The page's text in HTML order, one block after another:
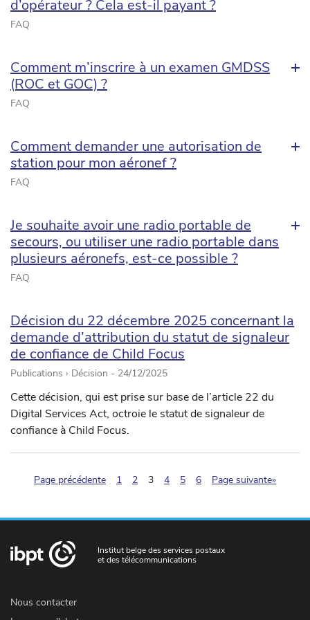
d’opérateur ? Cela est-il payant ?
FAQ
Comment m’inscrire à un examen GMDSS
(ROC et GOC) ?
FAQ
Comment demander une autorisation de
station pour mon aéronef ?
FAQ
Je souhaite avoir une radio portable de
secours, ou utiliser une radio portable dans
plusieurs aéronefs, est-ce possible ?
FAQ
Décision du 22 décembre 2025 concernant la
demande d’attribution du statut de signaleur
de confiance de Child Focus
Publications › Décision - 24/12/2025
Cette décision, qui est prise sur base de l’article 22 du
Digital Services Act, octroie le statut de signaleur de
confiance à Child Focus.
Page précédente 1 2 3(pagination.current)
4 5 6 Page suivante»
Institut belge des services postaux
et des télécommunications
Nous contacter